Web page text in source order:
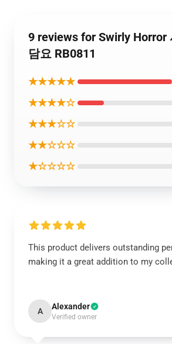
9 reviews for Swirly Horror
담요 RB0811
★★★★★
★★★★☆
★★★☆☆
★★☆☆☆
★☆☆☆☆
This product delivers outstanding
making it a great addition to my
A Alexander
Verified owner